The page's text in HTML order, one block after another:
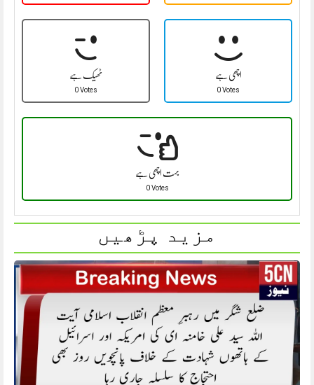
ٹھیک ہے
0 Votes
اچھی ہے
0 Votes
بہت اچھی ہے
0 Votes
مزید پڑھیں